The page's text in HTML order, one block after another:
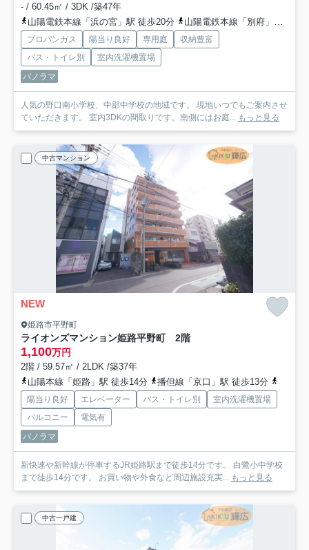
- / 60.45㎡ / 3DK /築47年
山陽電鉄本線「浜の宮」駅 徒歩20分
山陽電鉄本線「別府」駅 徒歩24分
プロパンガス 陽当り良好 専用庭
収納豊富
バス・トイレ別
室内洗濯機置場
パノラマ
人気の野口南小学校、中部中学校の地域です。 現地いつでもご案内させ
ていただきます。 室内3DKの間取りです。南側にはお庭... もっと見る
中古マンション
NEW
姫路市平野町
ライオンズマンション姫路平野町 2階
1,100万円
2階 / 59.57㎡ / 2LDK /築37年
山陽本線「姫路」駅 徒歩14分
播但線「京口」駅 徒歩13分
陽当り良好 エレベーター バス・トイレ別
室内洗濯機置場
バルコニー
電気有
パノラマ
新快速や新幹線が停車するJR姫路駅まで徒歩14分です。 白鷺小中学校
まで徒歩14分です。 お買い物や外食など周辺施設充実... もっと見る
中古一戸建